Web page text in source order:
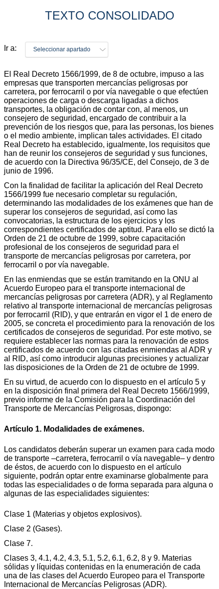
TEXTO CONSOLIDADO
Ir a: Seleccionar apartado
El Real Decreto 1566/1999, de 8 de octubre, impuso a las
empresas que transporten mercancías peligrosas por
carretera, por ferrocarril o por vía navegable o que efectúen
operaciones de carga o descarga ligadas a dichos
transportes, la obligación de contar con, al menos, un
consejero de seguridad, encargado de contribuir a la
prevención de los riesgos que, para las personas, los bienes
o el medio ambiente, implican tales actividades. El citado
Real Decreto ha establecido, igualmente, los requisitos que
han de reunir los consejeros de seguridad y sus funciones,
de acuerdo con la Directiva 96/35/CE, del Consejo, de 3 de
junio de 1996.
Con la finalidad de facilitar la aplicación del Real Decreto
1566/1999 fue necesario completar su regulación,
determinando las modalidades de los exámenes que han de
superar los consejeros de seguridad, así como las
convocatorias, la estructura de los ejercicios y los
correspondientes certificados de aptitud. Para ello se dictó la
Orden de 21 de octubre de 1999, sobre capacitación
profesional de los consejeros de seguridad para el
transporte de mercancías peligrosas por carretera, por
ferrocarril o por vía navegable.
En las enmiendas que se están tramitando en la ONU al
Acuerdo Europeo para el transporte internacional de
mercancías peligrosas por carretera (ADR), y al Reglamento
relativo al transporte internacional de mercancías peligrosas
por ferrocarril (RID), y que entrarán en vigor el 1 de enero de
2005, se concreta el procedimiento para la renovación de los
certificados de consejeros de seguridad. Por este motivo, se
requiere establecer las normas para la renovación de estos
certificados de acuerdo con las citadas enmiendas al ADR y
al RID, así como introducir algunas precisiones y actualizar
las disposiciones de la Orden de 21 de octubre de 1999.
En su virtud, de acuerdo con lo dispuesto en el artículo 5 y
en la disposición final primera del Real Decreto 1566/1999,
previo informe de la Comisión para la Coordinación del
Transporte de Mercancías Peligrosas, dispongo:
Artículo 1. Modalidades de exámenes.
Los candidatos deberán superar un examen para cada modo
de transporte –carretera, ferrocarril o vía navegable– y dentro
de éstos, de acuerdo con lo dispuesto en el artículo
siguiente, podrán optar entre examinarse globalmente para
todas las especialidades o de forma separada para alguna o
algunas de las especialidades siguientes:
Clase 1 (Materias y objetos explosivos).
Clase 2 (Gases).
Clase 7.
Clases 3, 4.1, 4.2, 4.3, 5.1, 5.2, 6.1, 6.2, 8 y 9. Materias
sólidas y líquidas contenidas en la enumeración de cada
una de las clases del Acuerdo Europeo para el Transporte
Internacional de Mercancías Peligrosas (ADR).